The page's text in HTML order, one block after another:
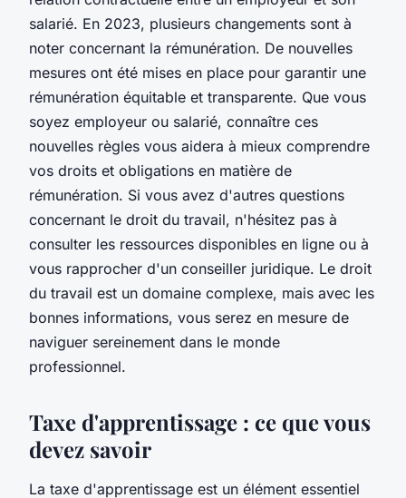
salarié. En 2023, plusieurs changements sont à
noter concernant la rémunération. De nouvelles
mesures ont été mises en place pour garantir une
rémunération équitable et transparente. Que vous
soyez employeur ou salarié, connaître ces
nouvelles règles vous aidera à mieux comprendre
vos droits et obligations en matière de
rémunération. Si vous avez d'autres questions
concernant le droit du travail, n'hésitez pas à
consulter les ressources disponibles en ligne ou à
vous rapprocher d'un conseiller juridique. Le droit
du travail est un domaine complexe, mais avec les
bonnes informations, vous serez en mesure de
naviguer sereinement dans le monde
professionnel.
Taxe d'apprentissage : ce que vous
devez savoir
La taxe d'apprentissage est un élément essentiel